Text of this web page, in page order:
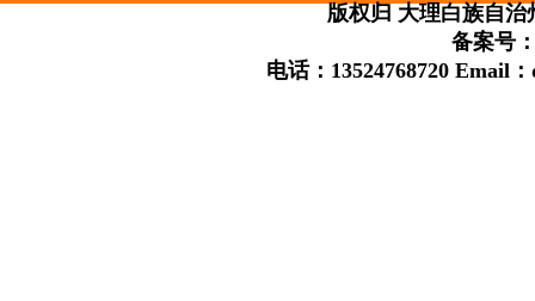
版权归 大理白族自
备案号
电话：13524768720 Email